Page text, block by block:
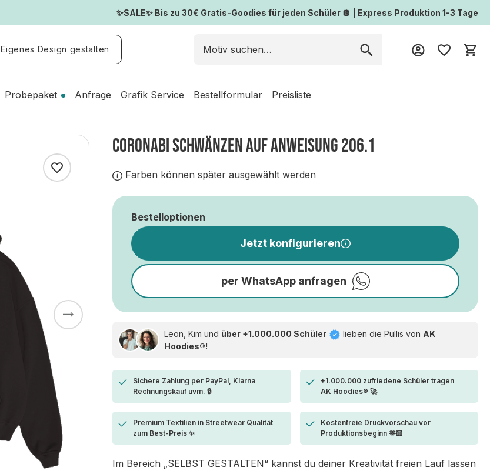
✨SALE✨ Bis zu 30€ Gratis-Goodies für jeden Schüler 🪩 | Express Produktion 1-3 Tage
Eigenes Design gestalten
Probepaket Anfrage Grafik Service Bestellformular Preisliste
CORONABI SCHWÄNZEN AUF ANWEISUNG 206.1
Farben können später ausgewählt werden
Bestelloptionen
Jetzt konfigurieren
per WhatsApp anfragen
Leon, Kim und über +1.000.000 Schüler lieben die Pullis von AK
Hoodies®!
Sichere Zahlung per PayPal, Klarna
Rechnungskauf uvm. 🔒
+1.000.000 zufriedene Schüler tragen
AK Hoodies® 🚀
Premium Textilien in Streetwear Qualität
zum Best-Preis ✨
Kostenfreie Druckvorschau vor
Produktionsbeginn 🫶🏻
Im Bereich „SELBST GESTALTEN“ kannst du deiner Kreativität freien Lauf lassen